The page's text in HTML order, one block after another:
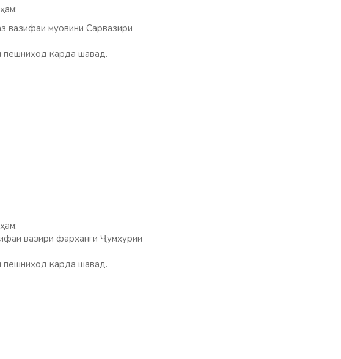
вазифаи муовини Сарвазири
пешниҳод карда шавад.
вазири фарҳанги Ҷумҳурии
пешниҳод карда шавад.